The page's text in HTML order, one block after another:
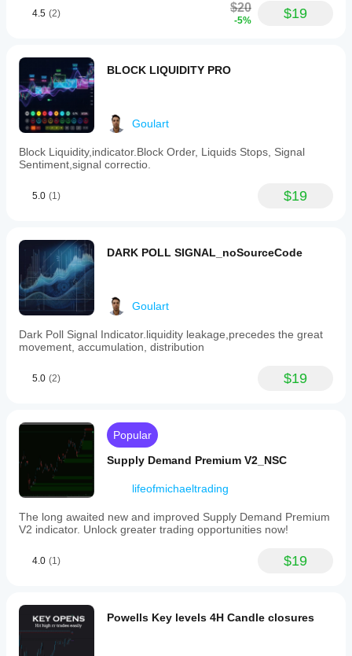
4.5 (2) $20
-5% $19
BLOCK LIQUIDITY PRO
Goulart
Block Liquidity,indicator.Block Order, Liquids Stops, Signal
Sentiment,signal correctio.
5.0 (1) $19
DARK POLL SIGNAL_noSourceCode
Goulart
Dark Poll Signal Indicator.liquidity leakage,precedes the great
movement, accumulation, distribution
5.0 (2) $19
Popular
Supply Demand Premium V2_NSC
lifeofmichaeltrading
The long awaited new and improved Supply Demand Premium
V2 indicator. Unlock greater trading opportunities now!
4.0 (1) $19
Powells Key levels 4H Candle closures